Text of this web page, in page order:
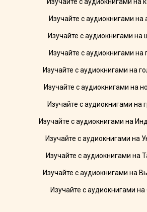
Изучайте с аудиокнигами на
Изучайте с аудиокнигами на
Изучайте с аудиокнигами на
Изучайте с аудиокнигами на
Изучайте с аудиокнигами на
Изучайте с аудиокнигами на
Изучайте с аудиокнигами на
Изучайте с аудиокнигами на
Изучайте с аудиокнигами на
Изучайте с аудиокнигами на
Изучайте с аудиокнигами